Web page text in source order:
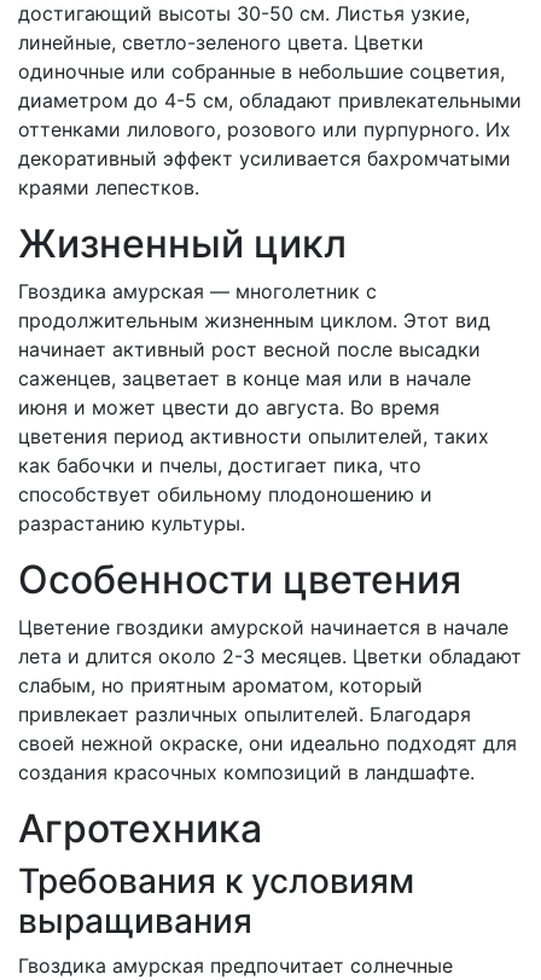
достигающий высоты 30-50 см. Листья узкие,
линейные, светло-зеленого цвета. Цветки
одиночные или собранные в небольшие соцветия,
диаметром до 4-5 см, обладают привлекательными
оттенками лилового, розового или пурпурного. Их
декоративный эффект усиливается бахромчатыми
краями лепестков.
Жизненный цикл
Гвоздика амурская — многолетник с
продолжительным жизненным циклом. Этот вид
начинает активный рост весной после высадки
саженцев, зацветает в конце мая или в начале
июня и может цвести до августа. Во время
цветения период активности опылителей, таких
как бабочки и пчелы, достигает пика, что
способствует обильному плодоношению и
разрастанию культуры.
Особенности цветения
Цветение гвоздики амурской начинается в начале
лета и длится около 2-3 месяцев. Цветки обладают
слабым, но приятным ароматом, который
привлекает различных опылителей. Благодаря
своей нежной окраске, они идеально подходят для
создания красочных композиций в ландшафте.
Агротехника
Требования к условиям
выращивания
Гвоздика амурская предпочитает солнечные